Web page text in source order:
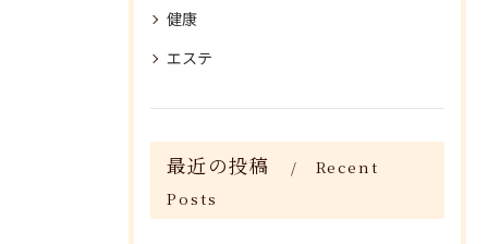
健康
エステ
最近の投稿
Recent
Posts